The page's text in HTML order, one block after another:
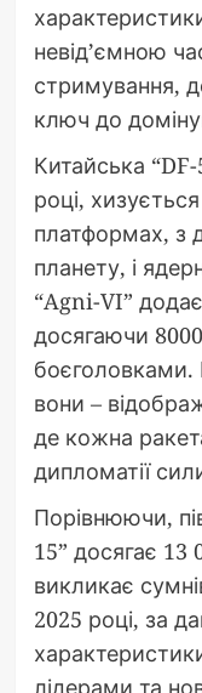
невід’ємною
стримування,
ключ до
Китайська
році,
платформах, з
планету, і
“Agni-VI”
досягаючи
боєголовками.
вони –
де кожна
дипломатії
Порівнюючи,
15” досягає 13
викликає
2025 році, за
лідерами та